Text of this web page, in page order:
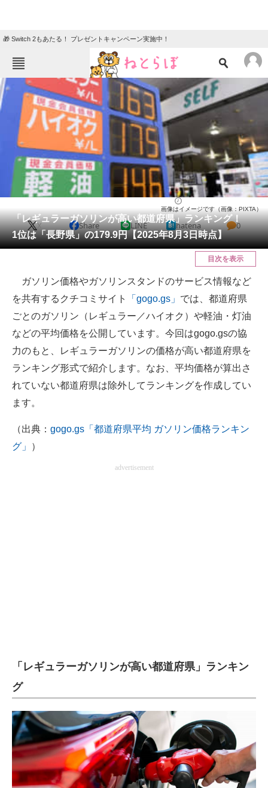
🎁 Switch 2もあたる！ プレゼントキャンペーン実施中！
ねとらぼメニュー
ニュース
エンタメ クイズ
グルメ 地域
住まい 教育・育児
動物 リサーチ
会員記事
メディア
ITの今と未来を見通す
スマホと通信の最新トレンド
進化するPCとデバイスの未来
好きが集まる 比べて選べる
企業ITのトレンドを詳説
建設×テクノロジーの最前線
ちょっと気になるネットの話題
「レギュラーガソリンが高い都道府県」ランキング！
1位は「長野県」の179.9円【2025年8月3日時点】
画像はイメージです（画像：PIXTA）
X Share LINE hatena 0
目次を表示
ガソリン価格やガソリンスタンドのサービス情報など
を共有するクチコミサイト
「gogo.gs」 では、都道府県
ごとのガソリン（レギュラー／ハイオク）や軽油・灯油
などの平均価格を公開しています。今回はgogo.gsの協
力のもと、レギュラーガソリンの価格が高い都道府県を
ランキング形式で紹介します。なお、平均価格が算出さ
れていない都道府県は除外してランキングを作成してい
ます。
（出典： gogo.gs「都道府県平均 ガソリン価格ランキン
グ」
）
advertisement
「レギュラーガソリンが高い都道府県」ランキン
グ